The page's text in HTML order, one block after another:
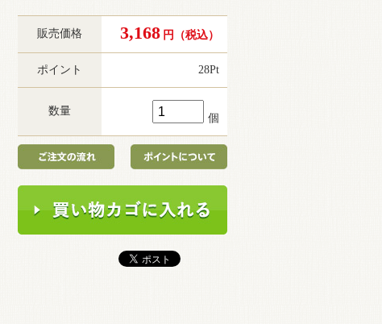
販売価格 3,168 円（税込）
ポイント 28Pt
数量
個